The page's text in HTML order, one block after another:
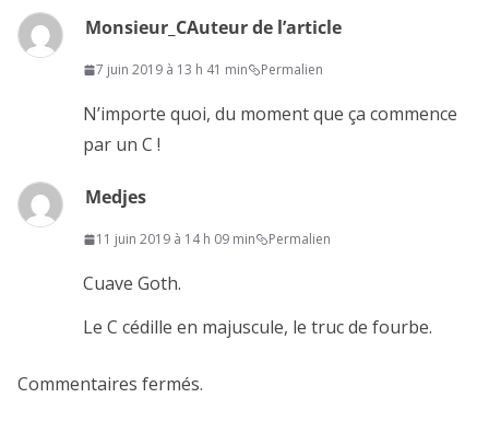
Monsieur_CAuteur de l’article
7 juin 2019 à 13 h 41 min Permalien
N’importe quoi, du moment que ça commence
par un C !
Medjes
11 juin 2019 à 14 h 09 min Permalien
Cuave Goth.
Le C cédille en majuscule, le truc de fourbe.
Commentaires fermés.